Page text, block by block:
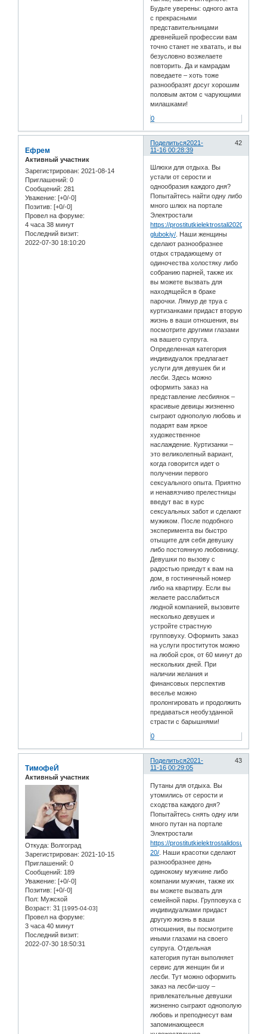
Будьте уверены: одного акта
с прекрасными
представительницами
древнейшей профессии вам
точно станет не хватать, и вы
безусловно возжелаете
повторить. Да и камрадам
поведаете – хоть тоже
разнообразят досуг хорошим
половым актом с чарующими
милашками!
0
Поделиться 42
2021-
11-16 00:28:39
Ефрем
Активный участник
Зарегистрирован: 2021-08-14
Приглашений: 0
Сообщений: 281
Уважение: [+0/-0]
Позитив: [+0/-0]
Провел на форуме:
4 часа 38 минут
Последний визит:
2022-07-30 18:10:20
Шлюхи для отдыха. Вы
устали от серости и
однообразия каждого дня?
Попытайтесь найти одну либо
много шлюх на портале
Электростали
https://prostitutkielektrostali2020.com/
glubokiy/ . Наши женщины
сделают разнообразнее
отдых страдающему от
одиночества холостяку либо
собранию парней, также их
вы можете вызвать для
находящейся в браке
парочки. Лямур де труа с
куртизанками придаст вторую
жизнь в ваши отношения, вы
посмотрите другими глазами
на вашего супруга.
Определенная категория
индивидуалок предлагает
услуги для девушек би и
лесби. Здесь можно
оформить заказ на
представление лесбиянок –
красивые девицы жизненно
сыграют однополую любовь и
подарят вам яркое
художественное
наслаждение. Куртизанки –
это великолепный вариант,
когда говорится идет о
получении первого
сексуального опыта. Приятно
и ненавязчиво прелестницы
введут вас в курс
сексуальных забот и сделают
мужиком. После подобного
эксперимента вы быстро
отыщите для себя девушку
либо постоянную любовницу.
Девушки по вызову с
радостью приедут к вам на
дом, в гостиничный номер
либо на квартиру. Если вы
желаете расслабиться
людной компанией, вызовите
несколько девушек и
устройте страстную
групповуху. Оформить заказ
на услуги проституток можно
на любой срок, от 60 минут до
нескольких дней. При
наличии желания и
финансовых перспектив
веселье можно
пролонгировать и продолжить
предаваться необузданной
страсти с барышнями!
0
Поделиться 43
2021-
11-16 00:29:05
ТимофеЙ
Активный участник
Откуда: Волгоград
Зарегистрирован: 2021-10-15
Приглашений: 0
Сообщений: 189
Уважение: [+0/-0]
Позитив: [+0/-0]
Пол: Мужской
Возраст: 31 [1995-04-03]
Провел на форуме:
3 часа 40 минут
Последний визит:
2022-07-30 18:50:31
Путаны для отдыха. Вы
утомились от серости и
сходства каждого дня?
Попытайтесь снять одну или
много путан на портале
Электростали
https://prostitutkielektrostalidosug.info/
20/ . Наши красотки сделают
разнообразнее день
одинокому мужчине либо
компании мужчин, также их
вы можете вызвать для
семейной пары. Групповуха с
индивидуалками придаст
другую жизнь в ваши
отношения, вы посмотрите
иными глазами на своего
супруга. Отдельная
категория путан выполняет
сервис для женщин би и
лесби. Тут можно оформить
заказ на лесби-шоу –
привлекательные девушки
жизненно сыграют однополую
любовь и преподнесут вам
запоминающееся